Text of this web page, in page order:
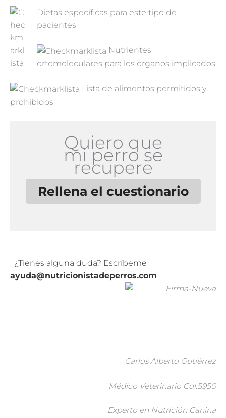
Dietas específicas para este tipo de
pacientes
Nutrientes
ortomoleculares para los órganos implicados
Lista de alimentos permitidos y
prohibidos
Quiero que
mi perro se
recupere
Rellena el cuestionario
¿Tienes alguna duda? Escríbeme
ayuda@nutricionistadeperros.com
Carlos Alberto Gutiérrez
Médico Veterinario Col.5950
Experto en Nutrición Canina